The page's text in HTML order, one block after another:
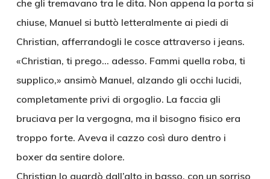
che gli tremavano tra le dita. Non appena la porta si
chiuse, Manuel si buttò letteralmente ai piedi di
Christian, afferrandogli le cosce attraverso i jeans.
«Christian, ti prego… adesso. Fammi quella roba, ti
supplico,» ansimò Manuel, alzando gli occhi lucidi,
completamente privi di orgoglio. La faccia gli
bruciava per la vergogna, ma il bisogno fisico era
troppo forte. Aveva il cazzo così duro dentro i
boxer da sentire dolore.
Christian lo guardò dall’alto in basso, con un sorriso